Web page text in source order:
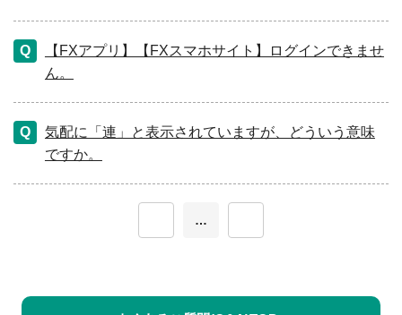
【FXアプリ】【FXスマホサイト】ログインできませ
ん。
気配に「連」と表示されていますが、どういう意味
ですか。
…